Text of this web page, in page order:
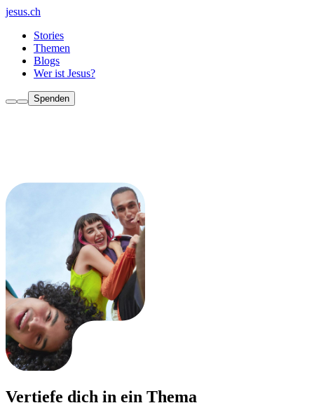
jesus.ch
Stories
Themen
Blogs
Wer ist Jesus?
Spenden
Vertiefe dich in ein Thema